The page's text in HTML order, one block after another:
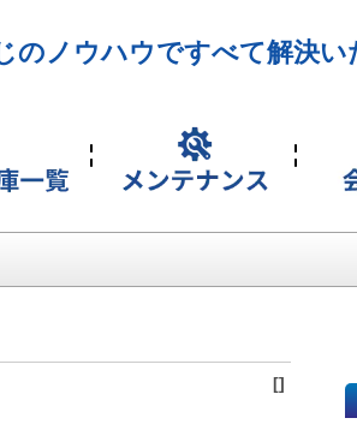
のノウハウですべて解決い
[]